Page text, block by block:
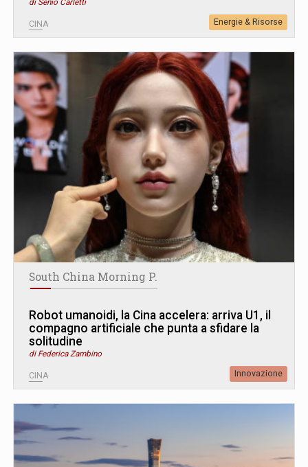
di Senio Carletti
CINA Energie & Risorse
South China Morning P.
Robot umanoidi, la Cina accelera: arriva U1, il
compagno artificiale che punta a sfidare la
solitudine
di Federica Zambino
CINA Innovazione